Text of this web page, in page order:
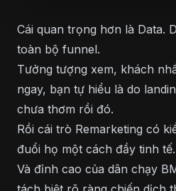
Cái quan trọng hơn là Data.
toàn bộ funnel.
Tưởng tượng xem, khách
ngay, bạn tự hiểu là do
chưa thơm rồi đó.
Rồi cái trò Remarketing có
đuổi họ một cách đầy tinh tế.
Và đỉnh cao của dân chạy